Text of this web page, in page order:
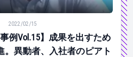
例Vol.15】成果を出すための関係構
2022/02/15
事例Vol.15】成果を出すため
。異動者、入社者のピアト